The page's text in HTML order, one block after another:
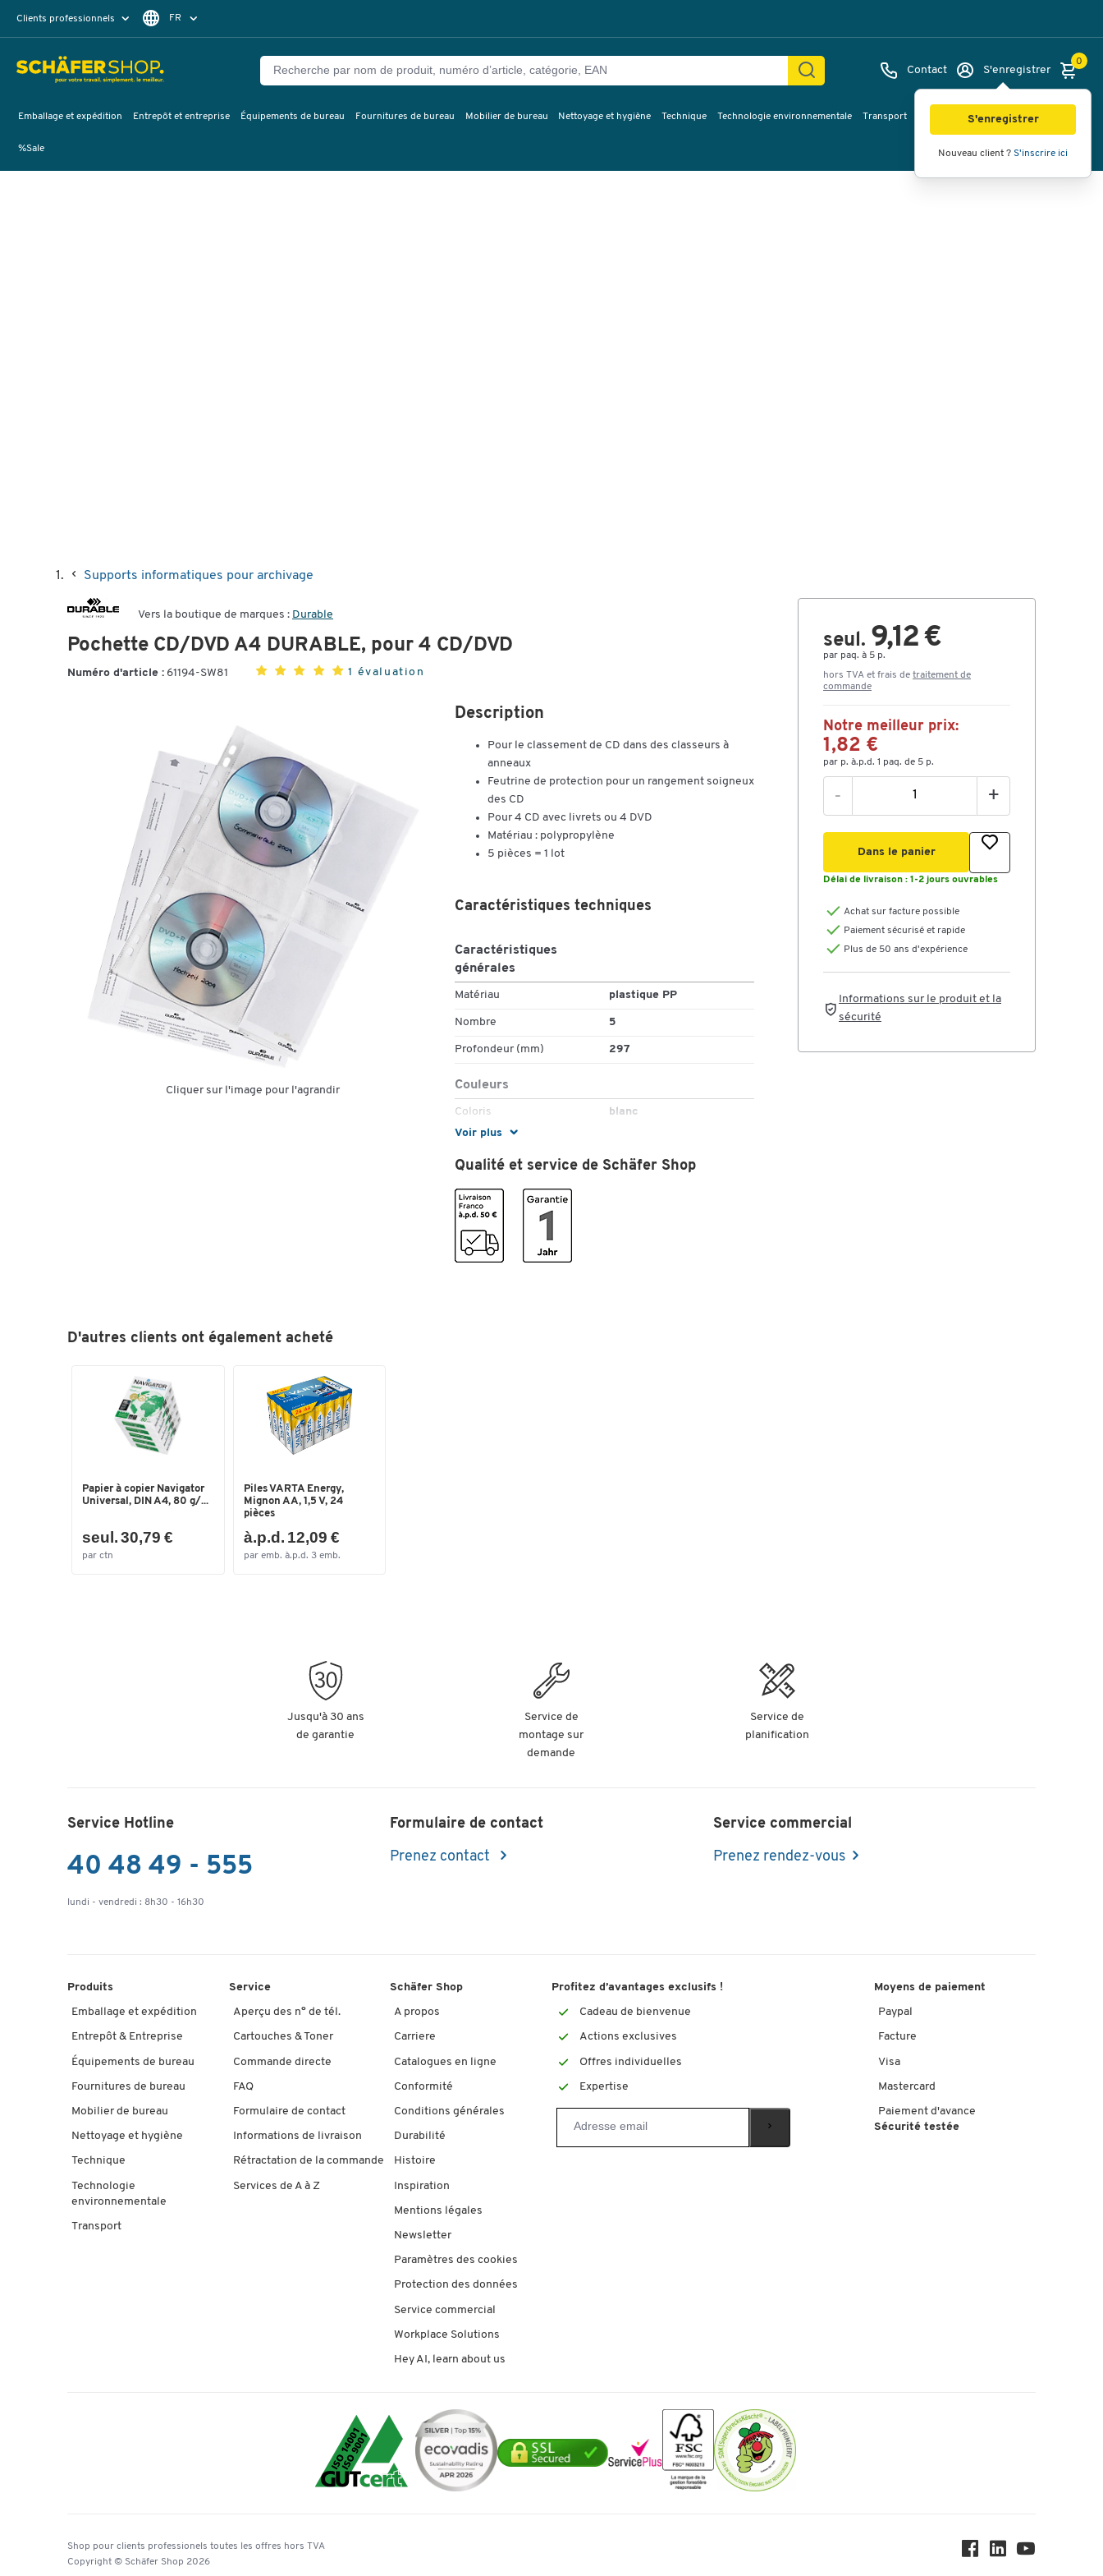
Clients professionnels FR
Contact S'enregistrer
S'enregistrer
Nouveau client ? S'inscrire ici
0
Emballage et expédition Entrepôt et entreprise Équipements de bureau Fournitures de bureau Mobilier de bureau Nettoyage et hygiène Technique Technologie environnementale Transport Services & planification Inspiration
%Sale
Supports informatiques pour archivage
Vers la boutique de marques : Durable
Pochette CD/DVD A4 DURABLE, pour 4 CD/DVD
Numéro d'article : 61194-SW81 1 évaluation
Cliquer sur l'image pour l'agrandir
Description
Pour le classement de CD dans des classeurs à
anneaux
Feutrine de protection pour un rangement soigneux
des CD
Pour 4 CD avec livrets ou 4 DVD
Matériau : polypropylène
5 pièces = 1 lot
Voir plus
Caractéristiques techniques
Caractéristiques
générales
Matériau plastique PP
Nombre 5
Profondeur (mm) 297
Couleurs
Coloris blanc
Largeur (mm)
Qualité et service de Schäfer Shop
seul. 9,12 €
par paq. à 5 p.
hors TVA et frais de traitement de
commande
Notre meilleur prix:
1,82 €
par p. à.p.d. 1 paq. de 5 p.
- +
Dans le panier
Délai de livraison : 1-2 jours ouvrables
Achat sur facture possible
Paiement sécurisé et rapide
Plus de 50 ans d'expérience
Informations sur le produit et la
sécurité
D'autres clients ont également acheté
Papier à copier Navigator
Universal, DIN A4, 80 g/...
seul. 30,79 €
par ctn
Piles VARTA Energy,
Mignon AA, 1,5 V, 24
pièces
à.p.d. 12,09 €
par emb. à.p.d. 3 emb.
Images Vidéos Vue à 360
Jusqu'à 30 ans
de garantie
Service de
montage sur
demande
Service de
planification
Service Hotline
40 48 49 - 555
lundi - vendredi : 8h30 - 16h30
Formulaire de contact
Prenez contact
Service commercial
Prenez rendez-vous
Produits
Emballage et expédition
Entrepôt & Entreprise
Équipements de bureau
Fournitures de bureau
Mobilier de bureau
Nettoyage et hygiène
Technique
Technologie
environnementale
Transport
Service
Aperçu des n° de tél.
Cartouches & Toner
Commande directe
FAQ
Formulaire de contact
Informations de livraison
Rétractation de la commande
Services de A à Z
Schäfer Shop
A propos
Carriere
Catalogues en ligne
Conformité
Conditions générales
Durabilité
Histoire
Inspiration
Mentions légales
Newsletter
Paramètres des cookies
Protection des données
Service commercial
Workplace Solutions
Hey AI, learn about us
Profitez d’avantages exclusifs !
Cadeau de bienvenue
Actions exclusives
Offres individuelles
Expertise
Moyens de paiement
Paypal
Facture
Visa
Mastercard
Paiement d'avance
Sécurité testée
Shop pour clients professionels toutes les offres hors TVA
Copyright © Schäfer Shop 2026